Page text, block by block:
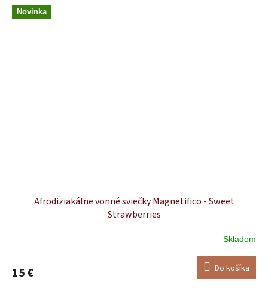
Novinka
Afrodiziakálne vonné sviečky Magnetifico - Sweet
Strawberries
Skladom
15 € Do košíka